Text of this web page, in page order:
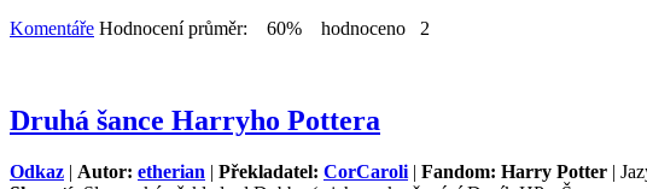
Komentáře Hodnocení průměr: 60% hodnoceno 2
Druhá šance Harryho Pottera
Odkaz | Autor: etherian | Překladatel: CorCaroli | Fandom: Harry Potter |